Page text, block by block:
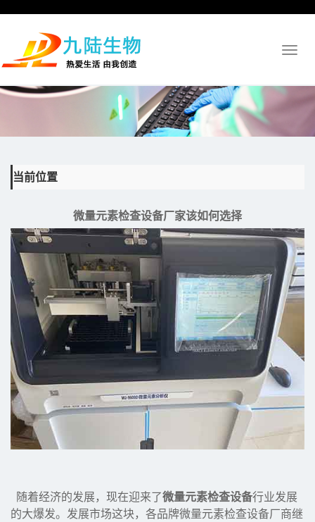
Toggle
当前位置
微量元素检查设备厂家该如何选择
随着经济的发展，现在迎来了微量元素检查设备行业发展
的大爆发。发展市场这块，各品牌微量元素检查设备厂商继